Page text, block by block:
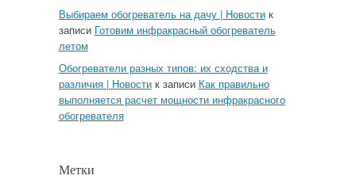
Выбираем обогреватель на дачу | Новостик
записи Готовим инфракрасный обогреватель
летом
Обогреватели разных типов: их сходства и
различия | Новостик записи Как правильно
выполняется расчет мощности инфракрасного
обогревателя
Метки